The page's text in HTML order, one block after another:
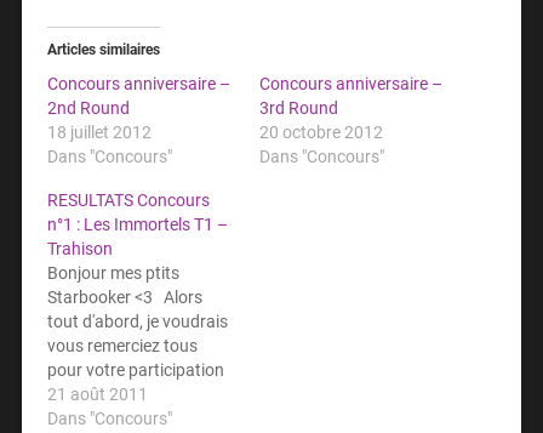
Articles similaires
Concours anniversaire –
2nd Round
18 juillet 2012
Dans "Concours"
Concours anniversaire –
3rd Round
20 octobre 2012
Dans "Concours"
RESULTATS Concours
n°1 : Les Immortels T1 –
Trahison
Bonjour mes ptits
Starbooker <3 Alors
tout d'abord, je voudrais
vous remerciez tous
pour votre participation
et pour être toujours la
avec moi... j'ai été très
21 août 2011
Dans "Concours"